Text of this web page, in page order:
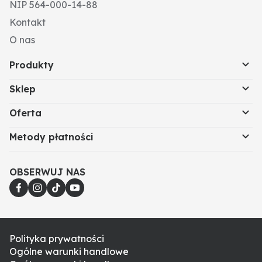
można spodziewać się 3-5-krotnego wydłużenia
żywotności.
Szerokość robocza (mm): 120
Promień (mm): 110
NIP 564-000-14-88
Kontakt
O nas
Produkty
Sklep
Oferta
Metody płatności
OBSERWUJ NAS
Polityka prywatności
Ogólne warunki handlowe